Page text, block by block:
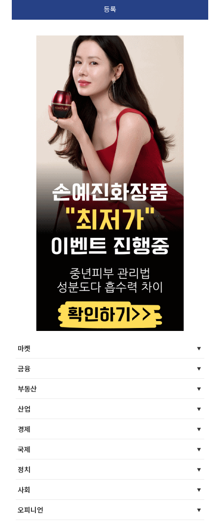
마켓
금융
부동산
산업
경제
국제
정치
사회
오피니언